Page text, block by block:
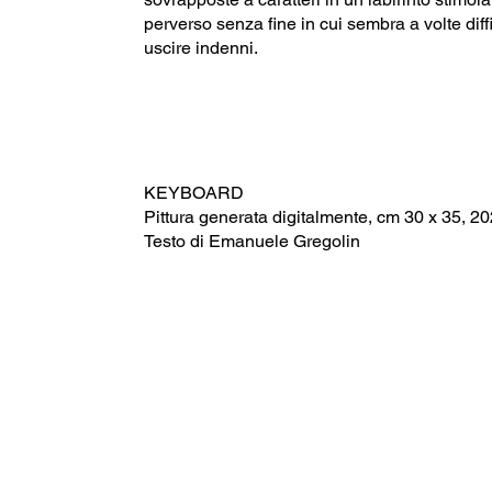
perverso senza fine in cui sembra a volte
uscire indenni.
KEYBOARD
Pittura generata digitalmente, cm 30 x 35,
Testo di Emanuele Gregolin